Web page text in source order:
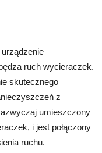
ruch wycieraczek.
skutecznego
z
umieszczony
i jest połączony
ruchu.